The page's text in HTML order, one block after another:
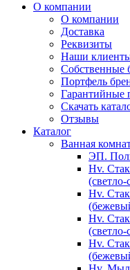
О компании
О компании
Доставка
Реквизиты
Наши
Собственные
Портфель
Гарантийные
Скачать
Отзывы
Каталог
Ванная
ЭП.
Hv.
Hv.
Hv.
Hv.